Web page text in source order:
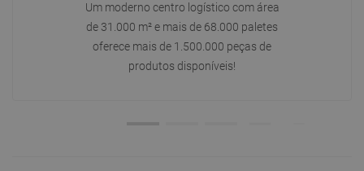
Um moderno centro logístico com área
de 31.000 m² e mais de 68.000 paletes
oferece mais de 1.500.000 peças de
produtos disponíveis!